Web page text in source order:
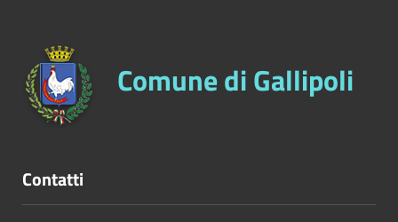
Comune di Gallipoli
Contatti